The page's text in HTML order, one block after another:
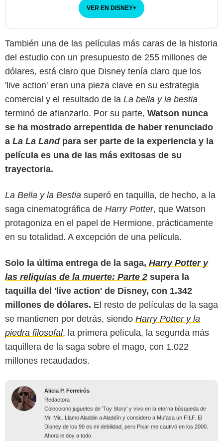
VER EN DISNEY+
También una de las películas más caras de la historia
del estudio con un presupuesto de 255 millones de
dólares, está claro que Disney tenía claro que los
'live action' eran una pieza clave en su estrategia
comercial y el resultado de la La bella y la bestia
terminó de afianzarlo. Por su parte, Watson nunca
se ha mostrado arrepentida de haber renunciado
a La La Land para ser parte de la experiencia y la
película es una de las más exitosas de su
trayectoria.
La Bella y la Bestia superó en taquilla, de hecho, a la
saga cinematográfica de Harry Potter, que Watson
protagoniza en el papel de Hermione, prácticamente
en su totalidad. A excepción de una película.
Solo la última entrega de la saga, Harry Potter y
las reliquias de la muerte: Parte 2 supera la
taquilla del 'live action' de Disney, con 1.342
millones de dólares. El resto de películas de la saga
se mantienen por detrás, siendo Harry Potter y la
piedra filosofal, la primera película, la segunda más
taquillera de la saga sobre el mago, con 1.022
millones recaudados.
Alicia P. Ferreirós
Redactora
Colecciono juguetes de 'Toy Story' y vivo en la eterna búsqueda de
Mr. Mic. Llamo Aladdin a Aladdín y considero a Mufasa un FILF. El
Disney de los 90 es mi debilidad, pero Pixar me cautivó en los 2000.
Ahora le doy a todo.